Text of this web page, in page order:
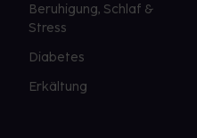
Beruhigung, Schlaf &
Stress
Diabetes
Erkältung